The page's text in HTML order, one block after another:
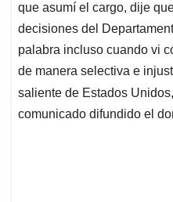
A
p
p
o
o
k
d
I
n
d
s
que asumí el cargo, dije
decisiones del
palabra incluso cuando vi
de manera selectiva e
saliente de Estados Unidos,
comunicado difundido el